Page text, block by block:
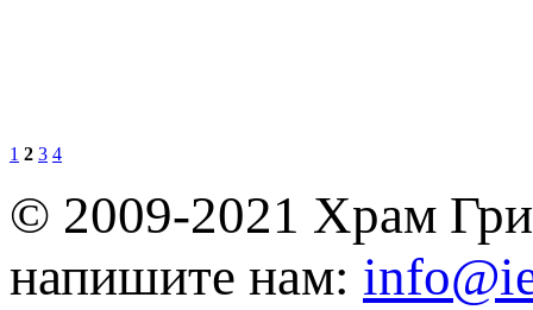
1 2 3 4
© 2009-2021 Храм
напишите нам: